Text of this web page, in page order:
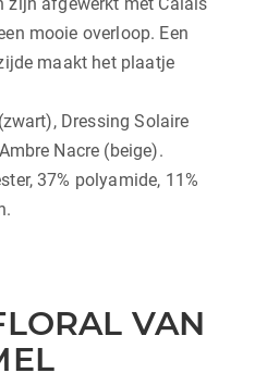
mooie overloop. Een
maakt het plaatje
Dressing Solaire
Nacre (beige).
37% polyamide, 11%
VAN